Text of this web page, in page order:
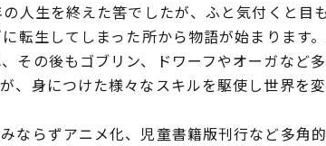
人生を終えた筈でしたが、ふと気付くと目
転生してしまった所から物語が始まります
その後もゴブリン、ドワーフやオーガなど
、身につけた様々なスキルを駆使し世界を
らずアニメ化、児童書籍版刊行など多角